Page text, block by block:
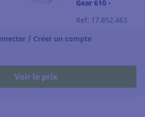
Gear 610 -
Ref: 17.852.463
/ Créer un compte
Voir le prix